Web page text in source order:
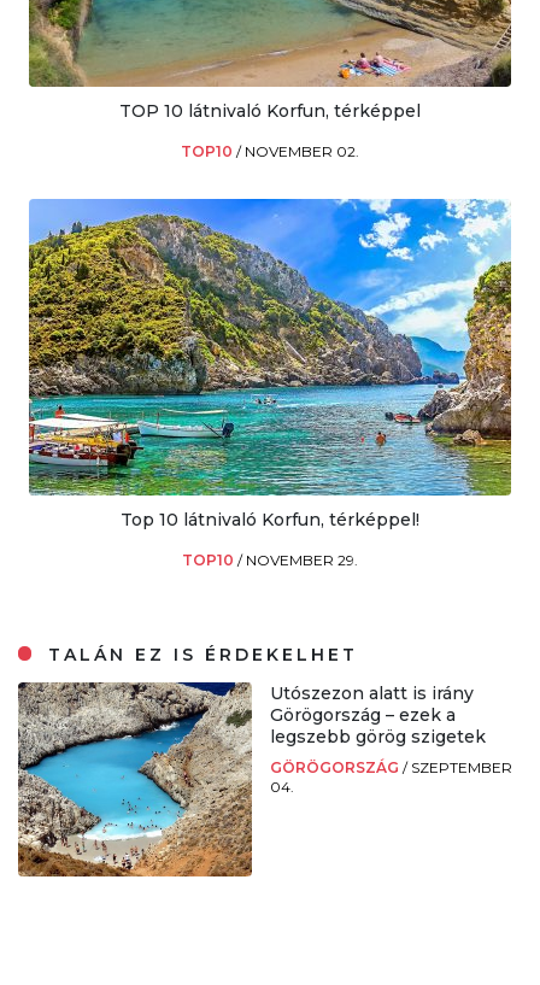
TOP 10 látnivaló Korfun, térképpel
TOP10 / NOVEMBER 02.
Top 10 látnivaló Korfun, térképpel!
TOP10 / NOVEMBER 29.
TALÁN EZ IS ÉRDEKELHET
Utószezon alatt is irány
Görögország – ezek a
legszebb görög szigetek
GÖRÖGORSZÁG / SZEPTEMBER
04.